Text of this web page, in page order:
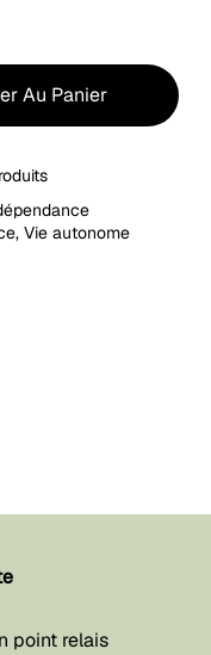
Au Panier
, Vie autonome
point relais